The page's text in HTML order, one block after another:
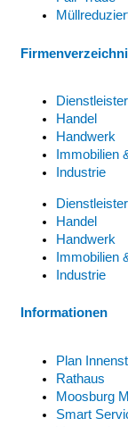
Dienstleister
Handel
Handwerk
Immobilien
Industrie
Dienstleister
Handel
Handwerk
Immobilien
Industrie
Informationen
Plan
Rathaus
Moosburg
Smart